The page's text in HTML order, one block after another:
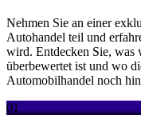
Nehmen Sie an einer
Autohandel teil und
wird. Entdecken Sie, was
überbewertet ist und wo
Automobilhandel noch
01